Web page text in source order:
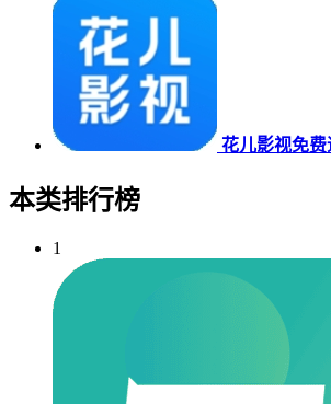
花儿影视免费
本类排行榜
1